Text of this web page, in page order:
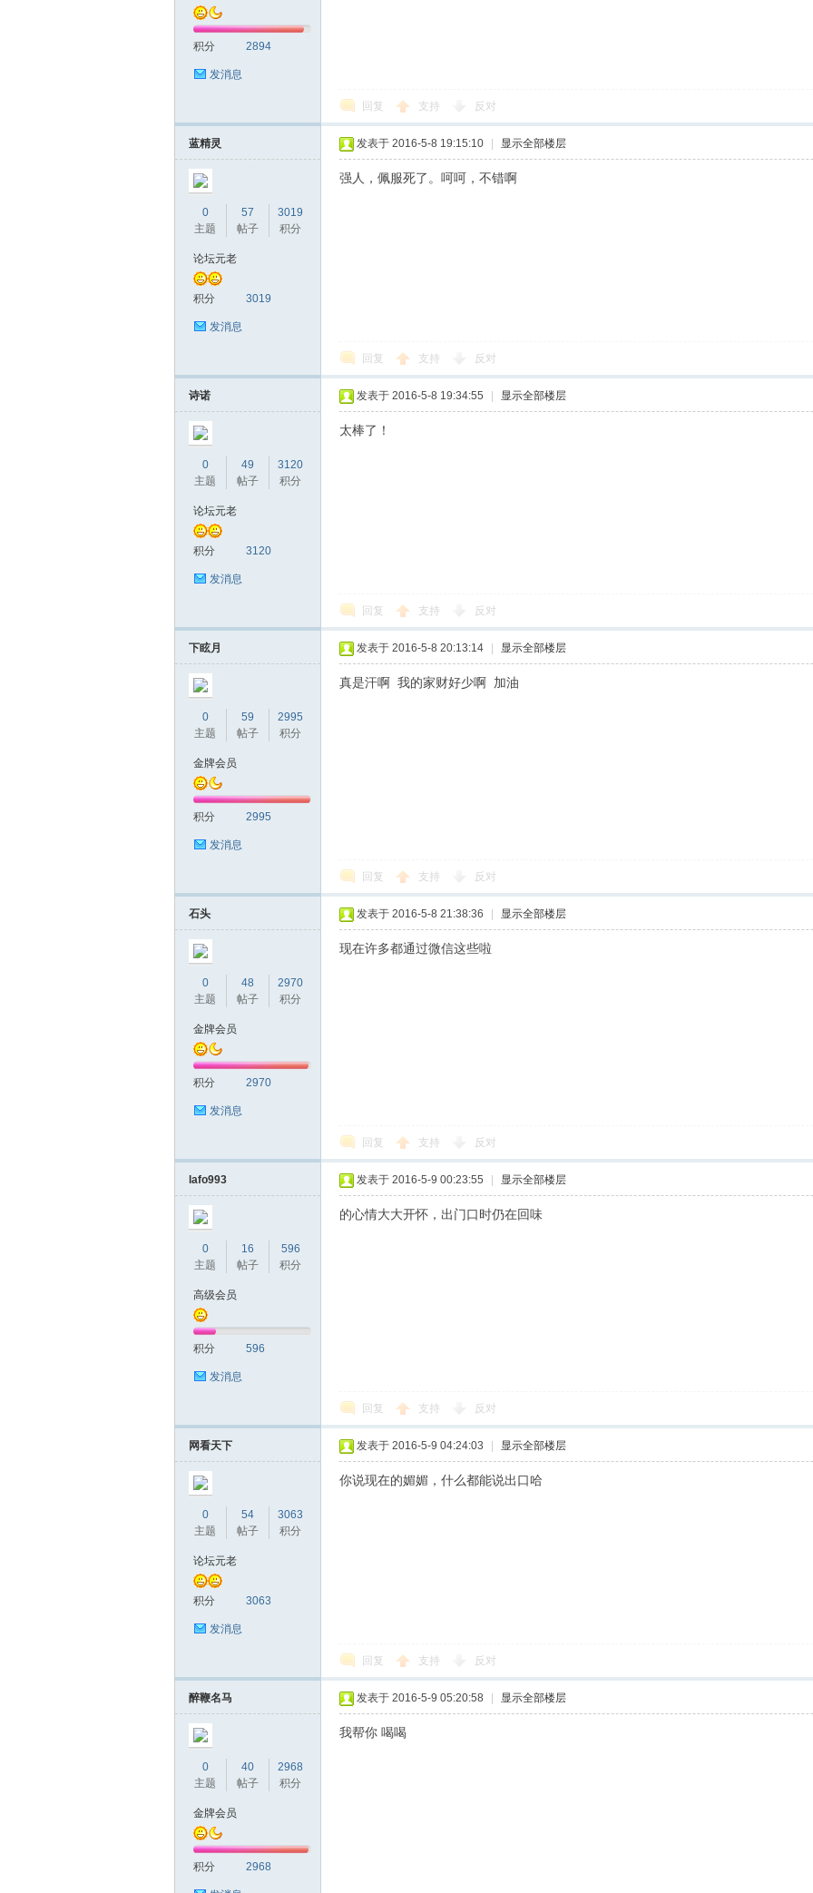
积分 2894
发消息
回复 支持 反对
蓝精灵
0
主题
57
帖子
3019
积分
论坛元老
积分 3019
发消息
发表于 2016-5-8 19:15:10 显示全部楼层
强人，佩服死了。呵呵，不错啊
回复 支持 反对
诗诺
0
主题
49
帖子
3120
积分
论坛元老
积分 3120
发消息
发表于 2016-5-8 19:34:55 显示全部楼层
太棒了！
回复 支持 反对
下眩月
0
主题
59
帖子
2995
积分
金牌会员
积分 2995
发消息
发表于 2016-5-8 20:13:14 显示全部楼层
真是汗啊 我的家财好少啊 加油
回复 支持 反对
石头
0
主题
48
帖子
2970
积分
金牌会员
积分 2970
发消息
发表于 2016-5-8 21:38:36 显示全部楼层
现在许多都通过微信这些啦
回复 支持 反对
lafo993
0
主题
16
帖子
596
积分
高级会员
积分 596
发消息
发表于 2016-5-9 00:23:55 显示全部楼层
的心情大大开怀，出门口时仍在回味
回复 支持 反对
网看天下
0
主题
54
帖子
3063
积分
论坛元老
积分 3063
发消息
发表于 2016-5-9 04:24:03 显示全部楼层
你说现在的媚媚，什么都能说出口哈
回复 支持 反对
醉鞭名马
0
主题
40
帖子
2968
积分
金牌会员
积分 2968
发表于 2016-5-9 05:20:58 显示全部楼层
我帮你 喝喝